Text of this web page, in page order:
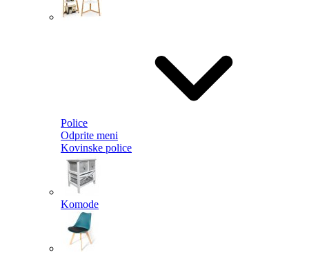
Police
Odprite meni
Kovinske police
Komode